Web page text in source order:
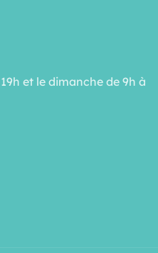
et le dimanche de 9h à